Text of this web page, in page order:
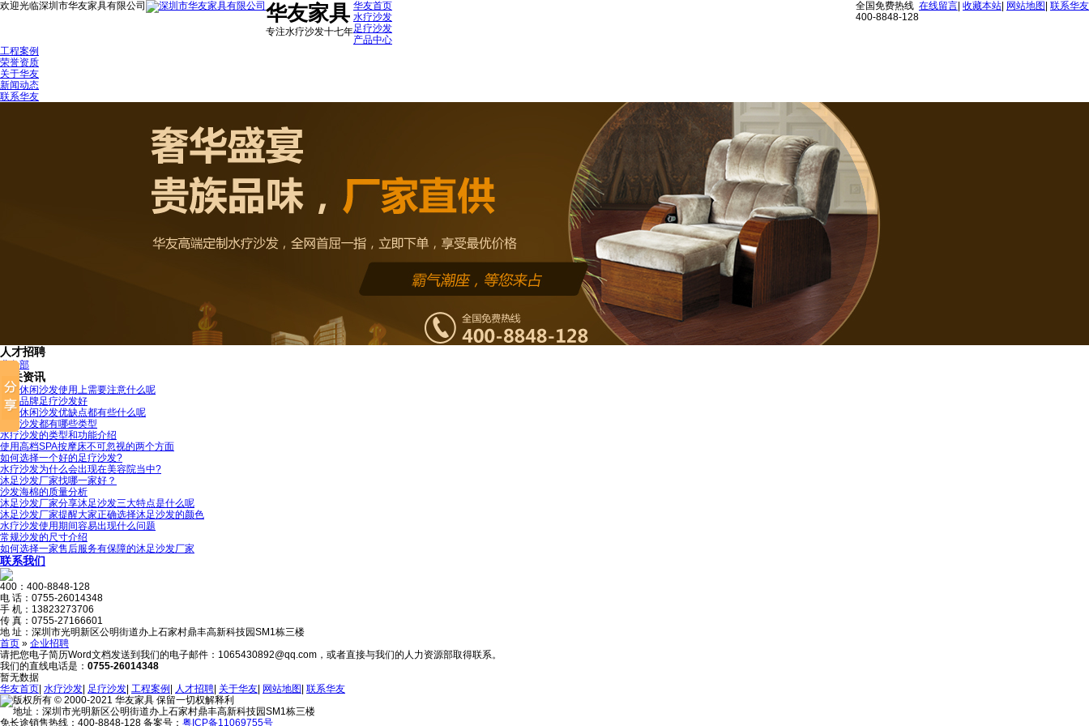
欢迎光临深圳市华友家具有限公司 在线留言 收藏本站 网站地图 联系华友
华友家具
专注水疗沙发十七年
全国免费热线
400-8848-128
华友首页
水疗沙发
足疗沙发
产品中心
工程案例
荣誉资质
关于华友
新闻动态
联系华友
人才招聘
业务部
相关资讯
电动休闲沙发使用上需要注意什么呢
哪个品牌足疗沙发好
电动休闲沙发优缺点都有些什么呢
足疗沙发都有哪些类型
水疗沙发的类型和功能介绍
使用高档SPA按摩床不可忽视的两个方面
如何选择一个好的足疗沙发?
水疗沙发为什么会出现在美容院当中?
沐足沙发厂家找哪一家好？
沙发海棉的质量分析
沐足沙发厂家分享沐足沙发三大特点是什么呢
沐足沙发厂家提醒大家正确选择沐足沙发的颜色
水疗沙发使用期间容易出现什么问题
常规沙发的尺寸介绍
如何选择一家售后服务有保障的沐足沙发厂家
联系我们
400： 400-8848-128
电 话： 0755-26014348
手 机： 13823273706
传 真： 0755-27166601
地 址： 深圳市光明新区公明街道办上石家村鼎丰高新科技园SM1栋三楼
首页 » 企业招聘
请把您电子简历Word文档发送到我们的电子邮件：1065430892@qq.com，或者直接与我们的人力资源部取得联系。
我们的直线电话是： 0755-26014348
暂无数据
华友首页 水疗沙发 足疗沙发 工程案例 人才招聘 关于华友 网站地图 联系华友
版权所有 © 2000-2021 华友家具 保留一切权解释利
地址：深圳市光明新区公明街道办上石家村鼎丰高新科技园SM1栋三楼
免长途销售热线：400-8848-128 备案号： 粤ICP备11069755号